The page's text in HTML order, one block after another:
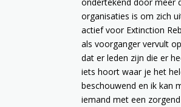
organisaties is om zich
actief voor Extinction
als voorganger vervult
dat er leden zijn die er
iets hoort waar je het
beschouwend en ik kan
iemand met een